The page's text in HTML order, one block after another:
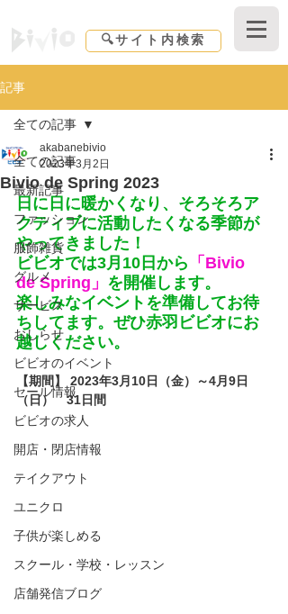
🔍サイト内検索
記事
全ての記事
最新記事
ファッション
服飾雑貨
グルメ
サービス
おしらせ
ビビオのイベント
セール情報
ビビオの求人
開店・閉店情報
テイクアウト
ユニクロ
子供が楽しめる
スクール・学校・レッスン
店舗発信ブログ
全ての記事
Bivio de Spring 2023
akabanebivio
2023年3月2日
日に日に暖かくなり、そろそろア
クティブに活動したくなる季節が
やってきました！
ビビオでは3月10日から 「Bivio
de Spring」 を開催します。
楽しみなイベントを準備してお待
ちしてます。ぜひ赤羽ビビオにお
越しください。
【期間】 2023年3月10日（金）～4月9日
（日）　31日間